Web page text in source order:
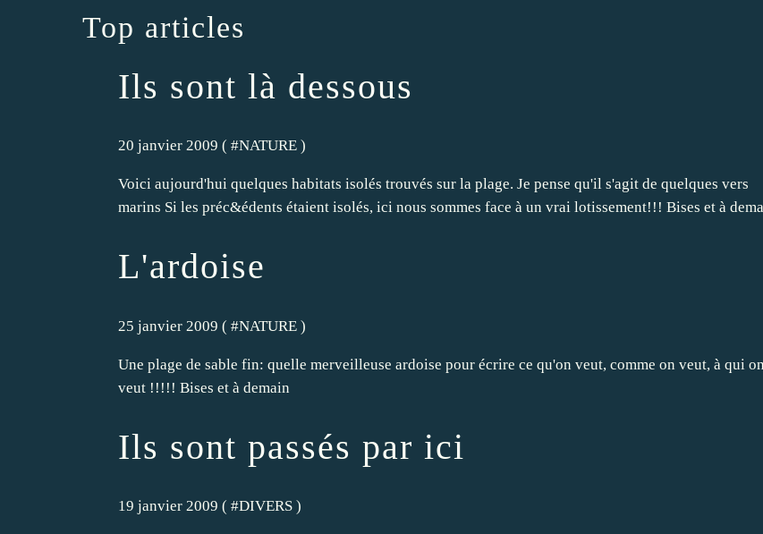
Top articles
Ils sont là dessous
20 janvier 2009 ( #NATURE )
Voici aujourd'hui quelques habitats isolés trouvés sur la plage. Je pense qu'il s'agit de quelques vers
marins Si les préc&édents étaient isolés, ici nous sommes face à un vrai lotissement!!! Bises et à
L'ardoise
25 janvier 2009 ( #NATURE )
Une plage de sable fin: quelle merveilleuse ardoise pour écrire ce qu'on veut, comme on veut, à qui on
veut !!!!! Bises et à demain
Ils sont passés par ici
19 janvier 2009 ( #DIVERS )